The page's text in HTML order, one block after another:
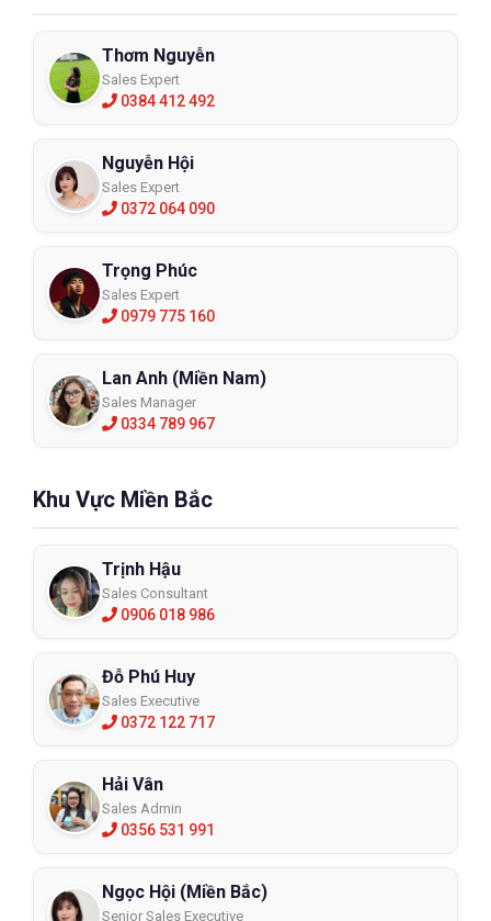
Thơm Nguyễn
Sales Expert
0384 412 492
Nguyễn Hội
Sales Expert
0372 064 090
Trọng Phúc
Sales Expert
0979 775 160
Lan Anh (Miền Nam)
Sales Manager
0334 789 967
Khu Vực Miền Bắc
Trịnh Hậu
Sales Consultant
0906 018 986
Đỗ Phú Huy
Sales Executive
0372 122 717
Hải Vân
Sales Admin
0356 531 991
Ngọc Hội (Miền Bắc)
Senior Sales Executive